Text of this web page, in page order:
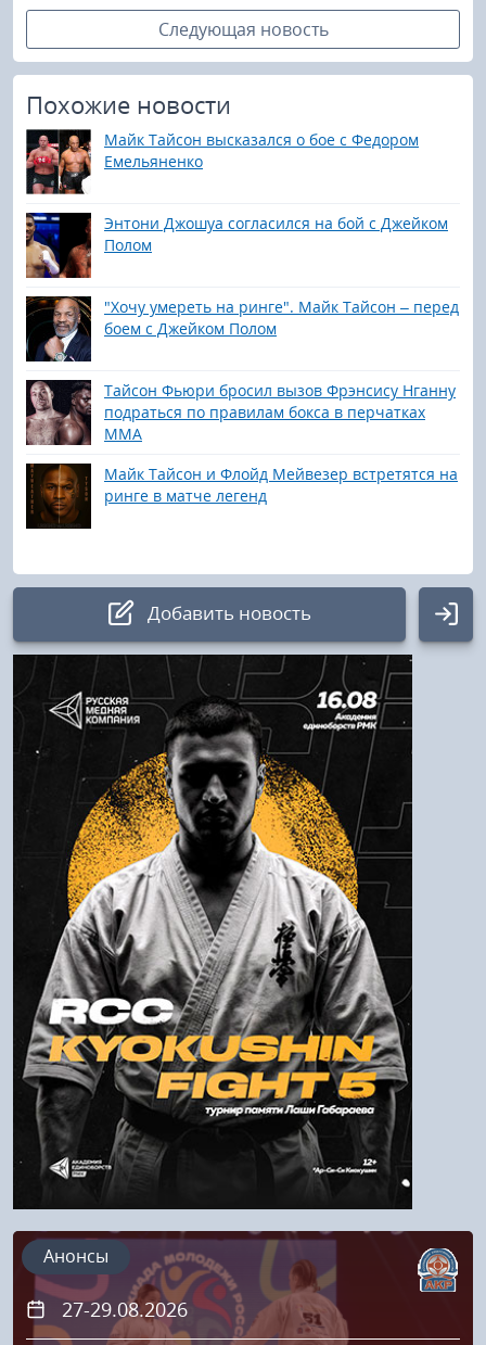
Следующая новость
Похожие новости
Майк Тайсон высказался о бое с Федором
Емельяненко
Энтони Джошуа согласился на бой с Джейком
Полом
"Хочу умереть на ринге". Майк Тайсон – перед
боем с Джейком Полом
Тайсон Фьюри бросил вызов Фрэнсису Нганну
подраться по правилам бокса в перчатках
ММА
Майк Тайсон и Флойд Мейвезер встретятся на
ринге в матче легенд
Добавить новость
Авторизация
Логин:
Пароль
Войти
Напомнить пароль
Регистрация
27-29.08.2026
Анонсы